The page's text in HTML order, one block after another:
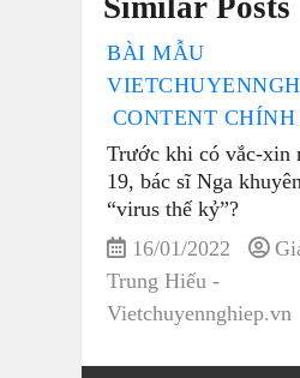
Similar Posts
BÀI MẪU
CONTENT
Trước khi có vắc-xin
19, bác sĩ Nga
“virus thế kỷ”?
16/01/2022
Trung Hiếu -
Vietchuyennghiep.vn